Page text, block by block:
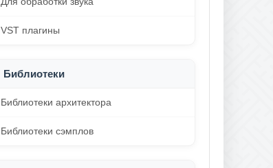
VST плагины
Библиотеки
Библиотеки архитектора
Библиотеки сэмплов